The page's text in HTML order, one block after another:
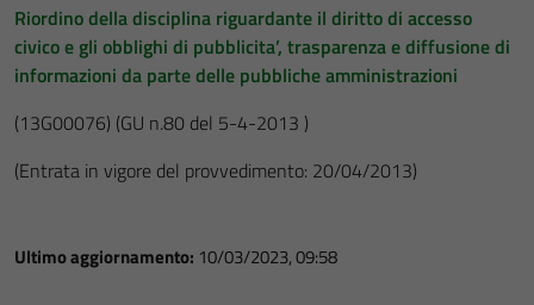
Riordino della disciplina riguardante il diritto di accesso
civico e gli obblighi di pubblicita’, trasparenza e diffusione di
informazioni da parte delle pubbliche amministrazioni
(13G00076) (GU n.80 del 5-4-2013 )
(Entrata in vigore del provvedimento: 20/04/2013)
Ultimo aggiornamento: 10/03/2023, 09:58